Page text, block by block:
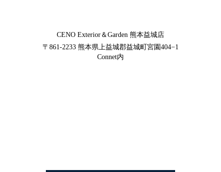
CENO Exterior＆Garden 熊本益城店
〒861-2233 熊本県上益城郡益城町宮園404−1
Connet内